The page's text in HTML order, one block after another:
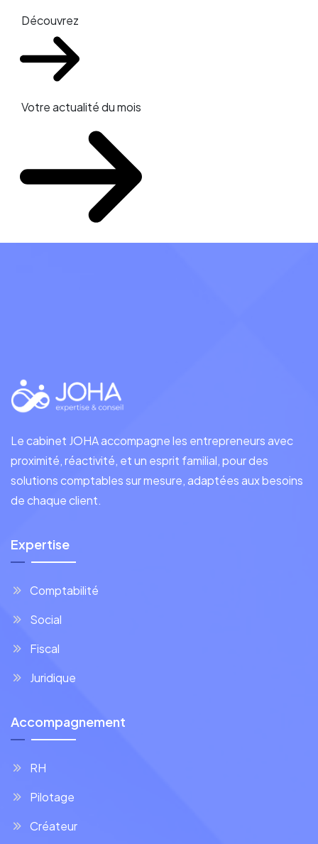
Découvrez
Votre actualité du mois
Le cabinet JOHA accompagne les entrepreneurs avec
proximité, réactivité, et un esprit familial, pour des
solutions comptables sur mesure, adaptées aux besoins
de chaque client.
Expertise
Comptabilité
Social
Fiscal
Juridique
Accompagnement
RH
Pilotage
Créateur